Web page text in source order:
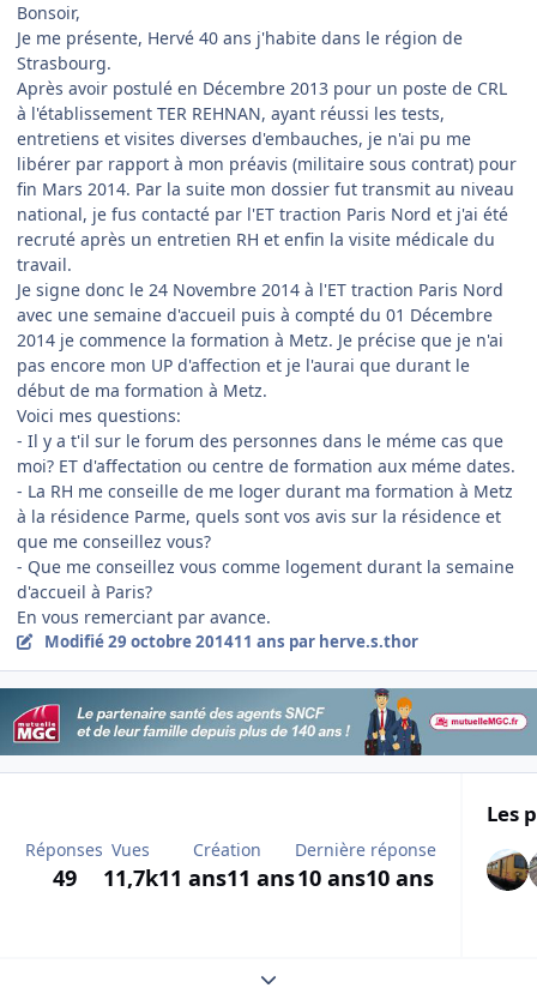
Bonsoir,
Je me présente, Hervé 40 ans j'habite dans le région de
Strasbourg.
Après avoir postulé en Décembre 2013 pour un poste de CRL
à l'établissement TER REHNAN, ayant réussi les tests,
entretiens et visites diverses d'embauches, je n'ai pu me
libérer par rapport à mon préavis (militaire sous contrat) pour
fin Mars 2014. Par la suite mon dossier fut transmit au niveau
national, je fus contacté par l'ET traction Paris Nord et j'ai été
recruté après un entretien RH et enfin la visite médicale du
travail.
Je signe donc le 24 Novembre 2014 à l'ET traction Paris Nord
avec une semaine d'accueil puis à compté du 01 Décembre
2014 je commence la formation à Metz. Je précise que je n'ai
pas encore mon UP d'affection et je l'aurai que durant le
début de ma formation à Metz.
Voici mes questions:
- Il y a t'il sur le forum des personnes dans le méme cas que
moi? ET d'affectation ou centre de formation aux méme dates.
- La RH me conseille de me loger durant ma formation à Metz
à la résidence Parme, quels sont vos avis sur la résidence et
que me conseillez vous?
- Que me conseillez vous comme logement durant la semaine
d'accueil à Paris?
En vous remerciant par avance.
Modifié29 octobre 201411 ans par herve.s.thor
Réponses
49
Vues
11,7k
Création
11 ans11 ans
Dernière réponse
10 ans10 ans
Les
Expand topic overview